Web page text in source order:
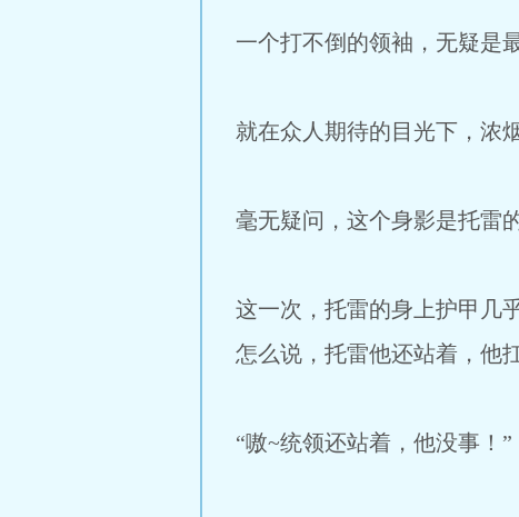
一个打不倒的领袖，无疑是
就在众人期待的目光下，浓
毫无疑问，这个身影是托雷的
这一次，托雷的身上护甲几
怎么说，托雷他还站着，他
“嗷~统领还站着，他没事！”